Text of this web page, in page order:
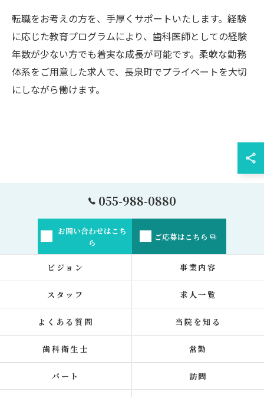
転職をお考えの方を、手厚くサポートいたします。経験
に応じた教育プログラムにより、歯科医師としての経験
年数が少ない方でも着実な成長が可能です。柔軟な勤務
体系をご用意した求人で、長泉町でプライベートを大切
にしながら働けます。
055-988-0880
お問い合わせはこち
ら
ご応募はこちら
ビジョン 事業内容
スタッフ 求人一覧
よくある質問 当院を知る
歯科衛生士 常勤
パート 訪問